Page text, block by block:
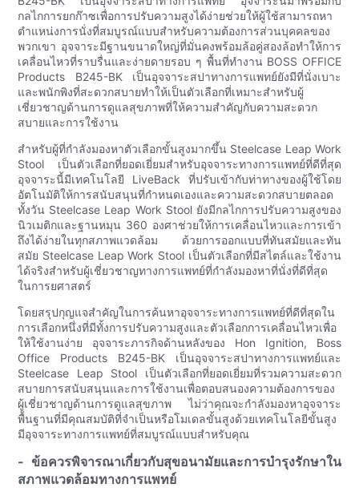
กลไกการยกก๊าซเพื่อการปรับความสูงได้ง่ายช่วยให้ผู้ใช้สามารถหา
ตำแหน่งการนั่งที่สมบูรณ์แบบสำหรับความต้องการส่วนบุคคลของ
พวกเขา อุจจาระมีฐานขนาดใหญ่ที่มั่นคงพร้อมล้อคู่สองล้อทำให้การ
เคลื่อนไหวที่ราบรื่นและง่ายดายรอบ ๆ พื้นที่ทำงาน BOSS OFFICE
Products B245-BK เป็นอุจจาระสปาทางการแพทย์ยังมีที่นั่งเบาะ
และพนักพิงที่สะดวกสบายทำให้เป็นตัวเลือกที่เหมาะสำหรับผู้
เชี่ยวชาญด้านการดูแลสุขภาพที่ให้ความสำคัญกับความสะดวก
สบายและการใช้งาน
สำหรับผู้ที่กำลังมองหาตัวเลือกขั้นสูงมากขึ้น Steelcase Leap Work
Stool เป็นตัวเลือกที่ยอดเยี่ยมสำหรับอุจจาระทางการแพทย์ที่ดีที่สุด
อุจจาระนี้มีเทคโนโลยี LiveBack ที่ปรับเข้ากับท่าทางของผู้ใช้โดย
อัตโนมัติให้การสนับสนุนที่กำหนดเองและความสะดวกสบายตลอด
ทั้งวัน Steelcase Leap Work Stool ยังมีกลไกการปรับความสูงของ
นิวเมติกและฐานหมุน 360 องศาช่วยให้การเคลื่อนไหวและการเข้า
ถึงได้ง่ายในทุกสภาพแวดล้อม ด้วยการออกแบบที่ทันสมัยและทัน
สมัย ​​Steelcase Leap Work Stool เป็นตัวเลือกที่มีสไตล์และใช้งาน
ได้จริงสำหรับผู้เชี่ยวชาญทางการแพทย์ที่กำลังมองหาที่นั่งที่ดีที่สุด
ในการยศาสตร์
โดยสรุปกุญแจสำคัญในการค้นหาอุจจาระทางการแพทย์ที่ดีที่สุดใน
การเลือกหนึ่งที่มีทั้งการปรับความสูงและตัวเลือกการเคลื่อนไหวเพื่อ
ให้ใช้งานง่าย อุจจาระภารกิจด้านหลังของ Hon Ignition, Boss
Office Products B245-BK เป็นอุจจาระสปาทางการแพทย์และ
Steelcase Leap Stool เป็นตัวเลือกที่ยอดเยี่ยมที่รวมความสะดวก
สบายการสนับสนุนและการใช้งานเพื่อตอบสนองความต้องการของ
ผู้เชี่ยวชาญด้านการดูแลสุขภาพ ไม่ว่าคุณจะกำลังมองหาอุจจาระ
พื้นฐานที่มีคุณสมบัติที่จำเป็นหรือโมเดลขั้นสูงด้วยเทคโนโลยีขั้นสูง
มีอุจจาระทางการแพทย์ที่สมบูรณ์แบบสำหรับคุณ
- ข้อควรพิจารณาเกี่ยวกับสุขอนามัยและการบำรุงรักษาใน
สภาพแวดล้อมทางการแพทย์